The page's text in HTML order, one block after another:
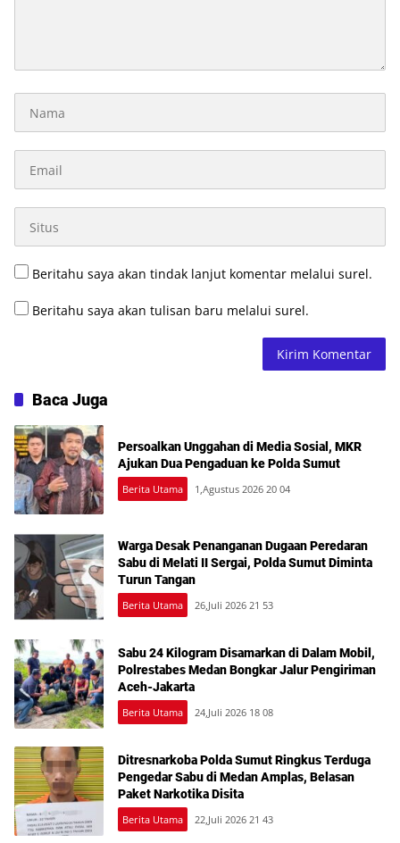
Beritahu saya akan tindak lanjut komentar melalui surel.
Beritahu saya akan tulisan baru melalui surel.
Baca Juga
Persoalkan Unggahan di Media Sosial, MKR
Ajukan Dua Pengaduan ke Polda Sumut
Berita Utama 1,Agustus 2026 20 04
Warga Desak Penanganan Dugaan Peredaran
Sabu di Melati II Sergai, Polda Sumut Diminta
Turun Tangan
Berita Utama 26,Juli 2026 21 53
Sabu 24 Kilogram Disamarkan di Dalam Mobil,
Polrestabes Medan Bongkar Jalur Pengiriman
Aceh-Jakarta
Berita Utama 24,Juli 2026 18 08
Ditresnarkoba Polda Sumut Ringkus Terduga
Pengedar Sabu di Medan Amplas, Belasan
Paket Narkotika Disita
Berita Utama 22,Juli 2026 21 43